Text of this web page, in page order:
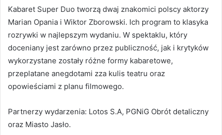
Kabaret Super Duo tworzą dwaj znakomici polscy aktorzy
Marian Opania i Wiktor Zborowski. Ich program to klasyka
rozrywki w najlepszym wydaniu. W spektaklu, który
doceniany jest zarówno przez publiczność, jak i krytyków
wykorzystane zostały różne formy kabaretowe,
przeplatane anegdotami zza kulis teatru oraz
opowieściami z planu filmowego.
Partnerzy wydarzenia: Lotos S.A, PGNiG Obrót detaliczny
oraz Miasto Jasło.